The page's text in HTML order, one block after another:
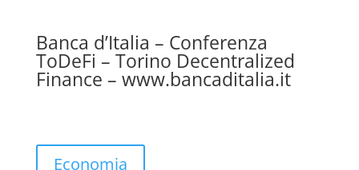
Banca d’Italia – Conferenza
ToDeFi – Torino Decentralized
Finance – www.bancaditalia.it
Economia